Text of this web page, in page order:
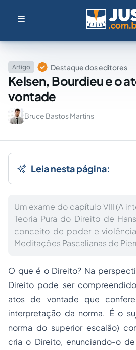
Artigo Destaque dos editores
Kelsen, Bourdieu e o
vontade
Bruce Bastos Martins
Leia nesta página:
Um exame do capítulo VIII (A
Teoria Pura do Direito de
conceito de poder e
Meditações Pascalianas de
O que é o Direito? Na
Direito pode ser
atos de vontade que
interpretação da norma. É o
norma do superior escalão)
cria o Direito, enunciando-o